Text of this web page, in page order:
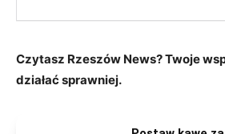
Czytasz Rzeszów News? Twoje
działać sprawniej.